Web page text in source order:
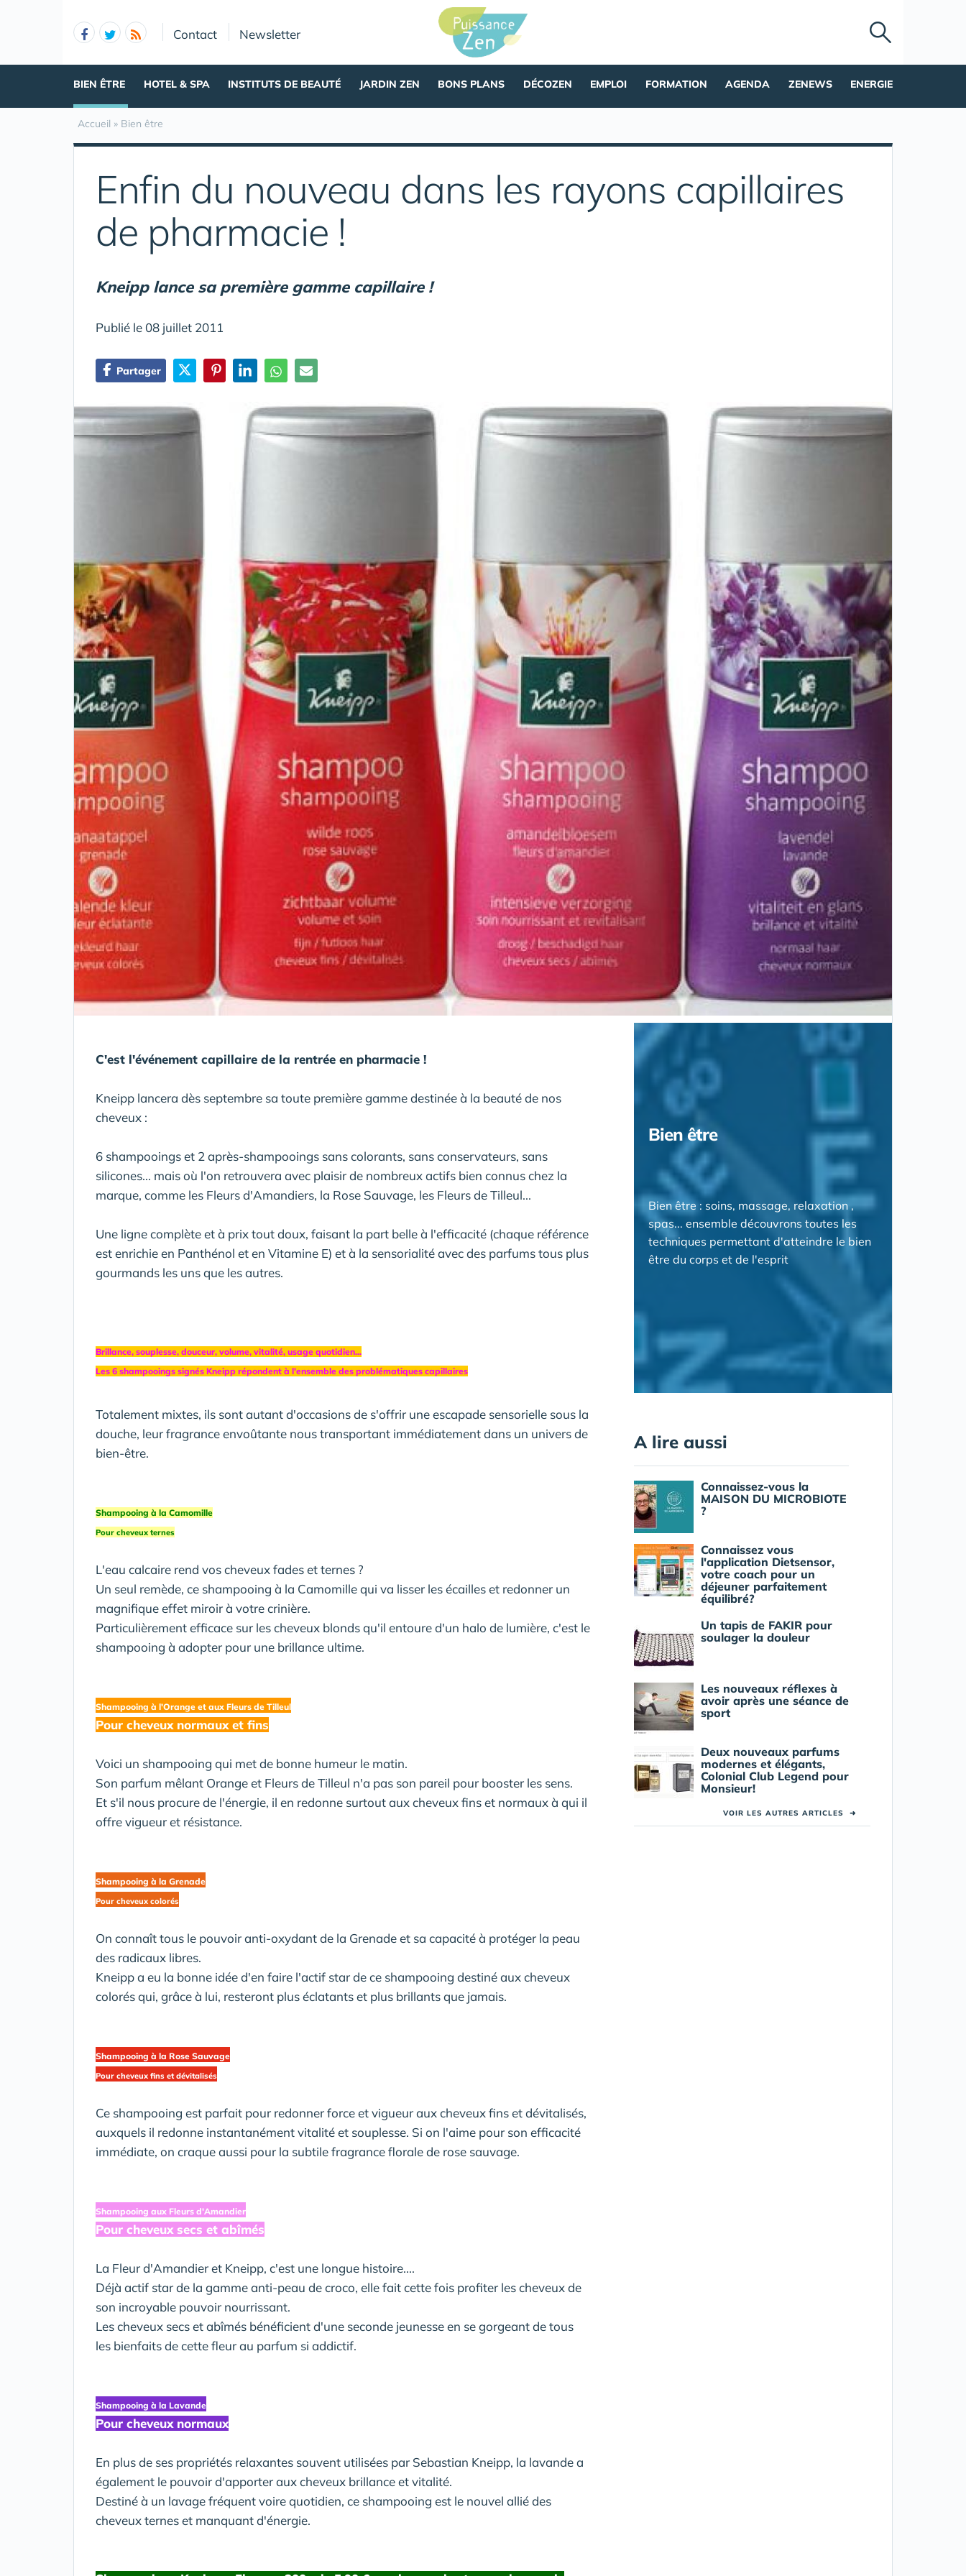
Contact Newsletter
BIEN ÊTRE HOTEL & SPA INSTITUTS DE BEAUTÉ JARDIN ZEN BONS PLANS DÉCOZEN EMPLOI FORMATION AGENDA ZENEWS ENERGIE
Accueil » Bien être
Enfin du nouveau dans les rayons capillaires
de pharmacie !
Kneipp lance sa première gamme capillaire !
Publié le 08 juillet 2011
Partager
C'est l'événement capillaire de la rentrée en pharmacie !
Kneipp lancera dès septembre sa toute première gamme destinée à la beauté de nos
cheveux :
6 shampooings et 2 après-shampooings sans colorants, sans conservateurs, sans
silicones... mais où l'on retrouvera avec plaisir de nombreux actifs bien connus chez la
marque, comme les Fleurs d'Amandiers, la Rose Sauvage, les Fleurs de Tilleul...
Une ligne complète et à prix tout doux, faisant la part belle à l'efficacité (chaque référence
est enrichie en Panthénol et en Vitamine E) et à la sensorialité avec des parfums tous plus
gourmands les uns que les autres.
Brillance, souplesse, douceur, volume, vitalité, usage quotidien...
Les 6 shampooings signés Kneipp répondent à l'ensemble des problématiques capillaires
Totalement mixtes, ils sont autant d'occasions de s'offrir une escapade sensorielle sous la
douche, leur fragrance envoûtante nous transportant immédiatement dans un univers de
bien-être.
Shampooing à la Camomille
Pour cheveux ternes
L'eau calcaire rend vos cheveux fades et ternes ?
Un seul remède, ce shampooing à la Camomille qui va lisser les écailles et redonner un
magnifique effet miroir à votre crinière.
Particulièrement efficace sur les cheveux blonds qu'il entoure d'un halo de lumière, c'est le
shampooing à adopter pour une brillance ultime.
Shampooing à l'Orange et aux Fleurs de Tilleul
Pour cheveux normaux et fins
Voici un shampooing qui met de bonne humeur le matin.
Son parfum mêlant Orange et Fleurs de Tilleul n'a pas son pareil pour booster les sens.
Et s'il nous procure de l'énergie, il en redonne surtout aux cheveux fins et normaux à qui il
offre vigueur et résistance.
Shampooing à la Grenade
Pour cheveux colorés
On connaît tous le pouvoir anti-oxydant de la Grenade et sa capacité à protéger la peau
des radicaux libres.
Kneipp a eu la bonne idée d'en faire l'actif star de ce shampooing destiné aux cheveux
colorés qui, grâce à lui, resteront plus éclatants et plus brillants que jamais.
Shampooing à la Rose Sauvage
Pour cheveux fins et dévitalisés
Ce shampooing est parfait pour redonner force et vigueur aux cheveux fins et dévitalisés,
auxquels il redonne instantanément vitalité et souplesse. Si on l'aime pour son efficacité
immédiate, on craque aussi pour la subtile fragrance florale de rose sauvage.
Shampooing aux Fleurs d'Amandier
Pour cheveux secs et abîmés
La Fleur d'Amandier et Kneipp, c'est une longue histoire....
Déjà actif star de la gamme anti-peau de croco, elle fait cette fois profiter les cheveux de
son incroyable pouvoir nourrissant.
Les cheveux secs et abîmés bénéficient d'une seconde jeunesse en se gorgeant de tous
les bienfaits de cette fleur au parfum si addictif.
Shampooing à la Lavande
Pour cheveux normaux
En plus de ses propriétés relaxantes souvent utilisées par Sebastian Kneipp, la lavande a
également le pouvoir d'apporter aux cheveux brillance et vitalité.
Destiné à un lavage fréquent voire quotidien, ce shampooing est le nouvel allié des
cheveux ternes et manquant d'énergie.
Bien être
Bien être : soins, massage, relaxation ,
spas... ensemble découvrons toutes les
techniques permettant d'atteindre le bien
être du corps et de l'esprit
A lire aussi
Connaissez-vous la
MAISON DU MICROBIOTE
?
Connaissez vous
l'application Dietsensor,
votre coach pour un
déjeuner parfaitement
équilibré?
Un tapis de FAKIR pour
soulager la douleur
Les nouveaux réflexes à
avoir après une séance de
sport
Deux nouveaux parfums
modernes et élégants,
Colonial Club Legend pour
Monsieur!
VOIR LES AUTRES ARTICLES ➜